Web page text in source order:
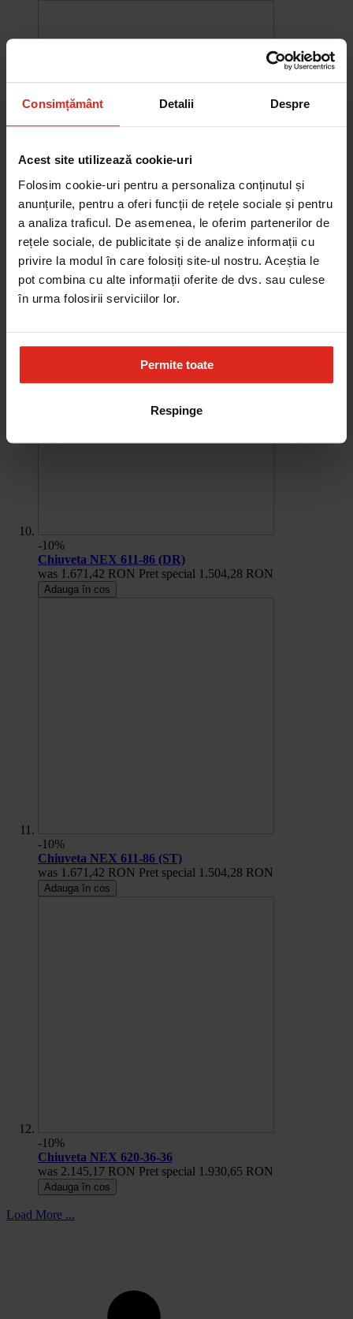
Consimțământ Detalii Despre
Acest site utilizează cookie-uri
Folosim cookie-uri pentru a personaliza conținutul și
anunțurile, pentru a oferi funcții de rețele sociale și pentru
a analiza traficul. De asemenea, le oferim partenerilor de
rețele sociale, de publicitate și de analize informații cu
privire la modul în care folosiți site-ul nostru. Aceștia le
pot combina cu alte informații oferite de dvs. sau culese
în urma folosirii serviciilor lor.
Permite toate
Respinge
-10%
Chiuveta Maris MRG 610-60
was 2.576,33 RON Pret special 2.318,70 RON
-10%
Chiuveta NEX 611-86 (DR)
was 1.671,42 RON Pret special 1.504,28 RON
Adauga în cos
-10%
Chiuveta NEX 611-86 (ST)
was 1.671,42 RON Pret special 1.504,28 RON
Adauga în cos
-10%
Chiuveta NEX 620-36-36
was 2.145,17 RON Pret special 1.930,65 RON
Adauga în cos
Load More ...